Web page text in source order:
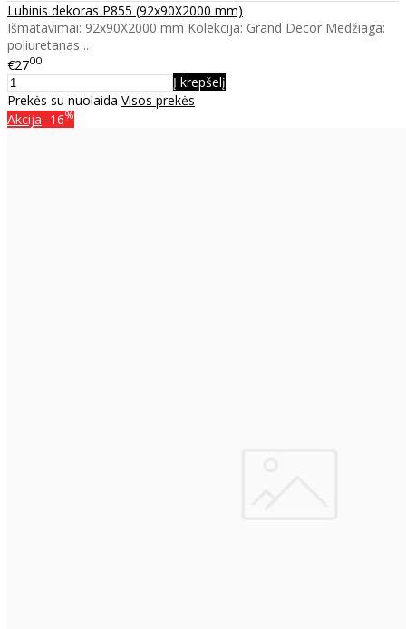
Lubinis dekoras P855 (92x90X2000 mm)
Išmatavimai: 92x90X2000 mm Kolekcija: Grand Decor Medžiaga:
poliuretanas ..
€2700
Į krepšelį
Prekės su nuolaida Visos prekės
Akcija -16%